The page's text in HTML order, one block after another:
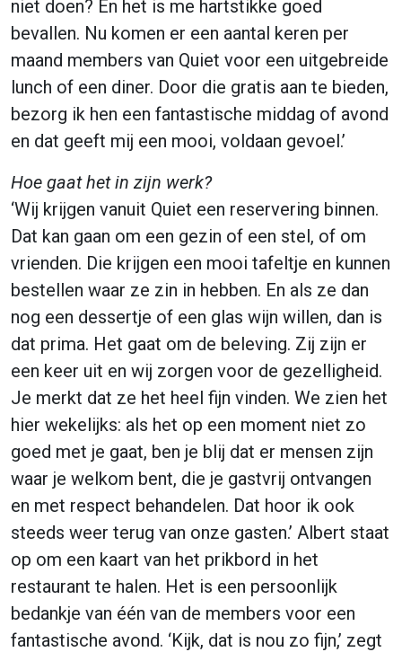
niet doen? En het is me hartstikke goed
bevallen. Nu komen er een aantal keren per
maand members van Quiet voor een uitgebreide
lunch of een diner. Door die gratis aan te bieden,
bezorg ik hen een fantastische middag of avond
en dat geeft mij een mooi, voldaan gevoel.’
Hoe gaat het in zijn werk?
‘Wij krijgen vanuit Quiet een reservering binnen.
Dat kan gaan om een gezin of een stel, of om
vrienden. Die krijgen een mooi tafeltje en kunnen
bestellen waar ze zin in hebben. En als ze dan
nog een dessertje of een glas wijn willen, dan is
dat prima. Het gaat om de beleving. Zij zijn er
een keer uit en wij zorgen voor de gezelligheid.
Je merkt dat ze het heel fijn vinden. We zien het
hier wekelijks: als het op een moment niet zo
goed met je gaat, ben je blij dat er mensen zijn
waar je welkom bent, die je gastvrij ontvangen
en met respect behandelen. Dat hoor ik ook
steeds weer terug van onze gasten.’ Albert staat
op om een kaart van het prikbord in het
restaurant te halen. Het is een persoonlijk
bedankje van één van de members voor een
fantastische avond. ‘Kijk, dat is nou zo fijn,’ zegt